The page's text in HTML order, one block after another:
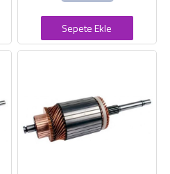
Sepete Ekle